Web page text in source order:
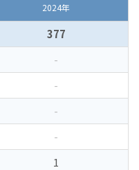
2024年
377
-
-
-
-
1